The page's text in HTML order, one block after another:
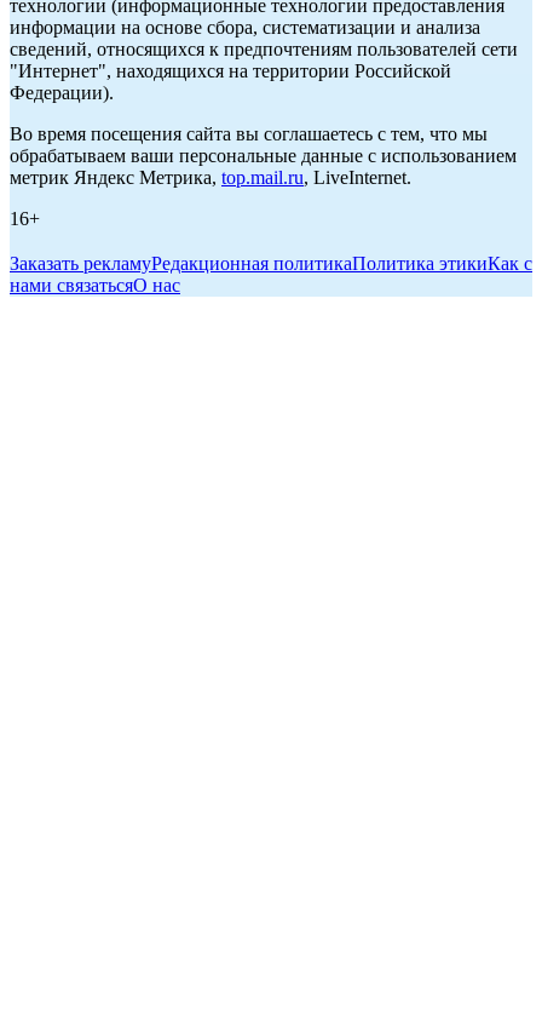
технологии (информационные технологии предоставления
информации на основе сбора, систематизации и анализа
сведений, относящихся к предпочтениям пользователей сети
"Интернет", находящихся на территории Российской
Федерации).
Во время посещения сайта вы соглашаетесь с тем, что мы
обрабатываем ваши персональные данные с использованием
метрик Яндекс Метрика, top.mail.ru, LiveInternet.
16+
Заказать рекламуРедакционная политикаПолитика этикиКак с
нами связатьсяО нас